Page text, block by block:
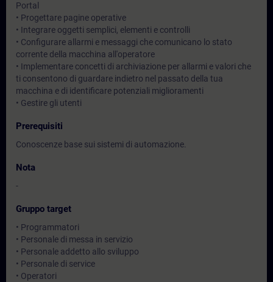
Portal
• Progettare pagine operative
• Integrare oggetti semplici, elementi e controlli
• Configurare allarmi e messaggi che comunicano lo stato
corrente della macchina all'operatore
• Implementare concetti di archiviazione per allarmi e valori che
ti consentono di guardare indietro nel passato della tua
macchina e di identificare potenziali miglioramenti
• Gestire gli utenti
Prerequisiti
Conoscenze base sui sistemi di automazione.
Nota
-
Gruppo target
• Programmatori
• Personale di messa in servizio
• Personale addetto allo sviluppo
• Personale di service
• Operatori